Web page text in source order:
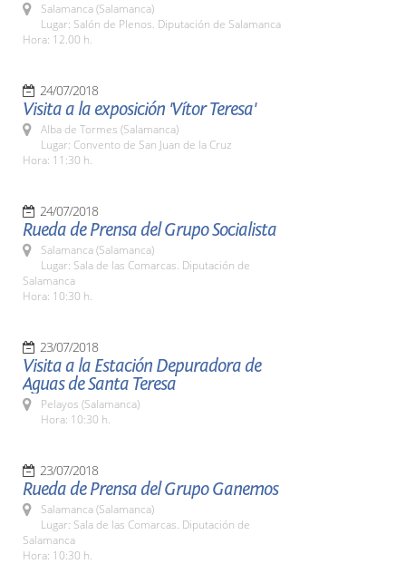
Salamanca (Salamanca)
Lugar: Salón de Plenos. Diputación de Salamanca
Hora: 12.00 h.
24/07/2018
Visita a la exposición 'Vítor Teresa'
Alba de Tormes (Salamanca)
Lugar: Convento de San Juan de la Cruz
Hora: 11:30 h.
24/07/2018
Rueda de Prensa del Grupo Socialista
Salamanca (Salamanca)
Lugar: Sala de las Comarcas. Diputación de
Salamanca
Hora: 10:30 h.
23/07/2018
Visita a la Estación Depuradora de
Aguas de Santa Teresa
Pelayos (Salamanca)
Hora: 10:30 h.
23/07/2018
Rueda de Prensa del Grupo Ganemos
Salamanca (Salamanca)
Lugar: Sala de las Comarcas. Diputación de
Salamanca
Hora: 10:30 h.